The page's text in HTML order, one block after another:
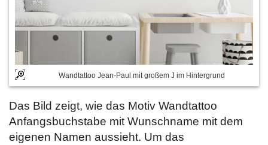
Wandtattoo Jean-Paul mit großem J im Hintergrund
Das Bild zeigt, wie das Motiv Wandtattoo
Anfangsbuchstabe mit Wunschname mit dem
eigenen Namen aussieht. Um das